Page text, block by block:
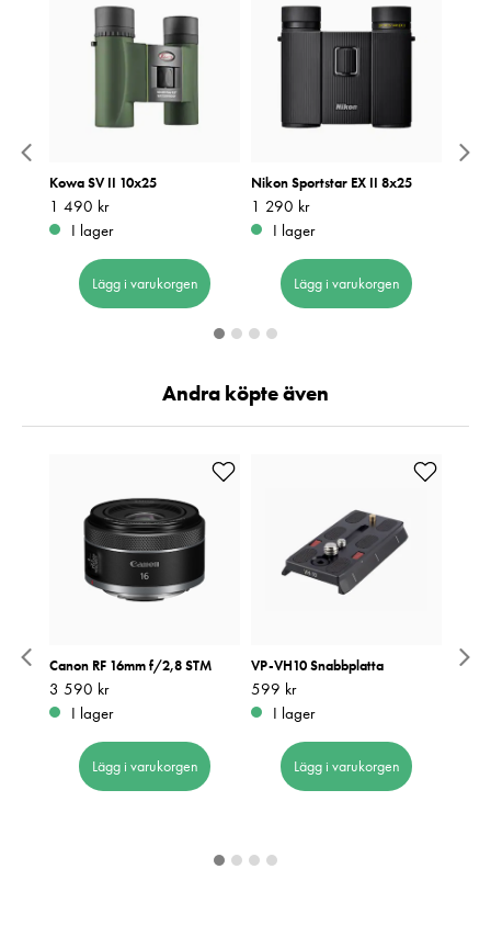
Kowa SV II 10x25
Pris:1 490 kr
1 490 kr
I lager
Lägg i varukorgen
Nikon Sportstar EX II 8x25
Pris:1 290 kr
1 290 kr
I lager
Lägg i varukorgen
Andra köpte även
36 Canon RF 16mm f/2,8 STM
Pris:3 590 kr
3 590 kr
I lager
Lägg i varukorgen
VP-VH10 Snabbplatta
Pris: 599 kr
599 kr
I lager
Lägg i varukorgen